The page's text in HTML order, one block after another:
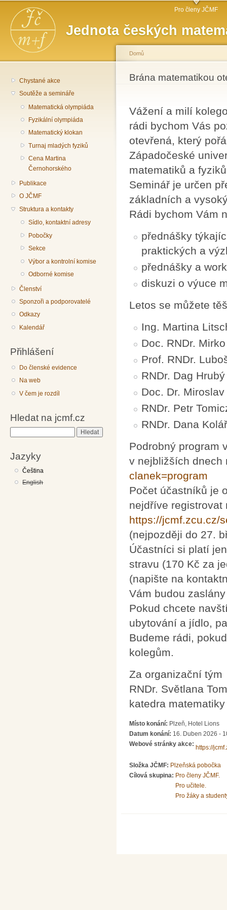
Jednota českých
Hlavní menu Pro členy JČMF
Chystané akce
Soutěže a semináře
Matematická olympiáda
Fyzikální olympiáda
Matematický klokan
Turnaj mladých fyziků
Cena Martina
Černohorského
Publikace
O JČMF
Struktura a kontakty
Sídlo, kontaktní adresy
Pobočky
Sekce
Výbor a kontrolní komise
Odborné komise
Členství
Sponzoři a podporovatelé
Odkazy
Kalendář
Přihlášení
Do členské evidence
Na web
V čem je rozdíl
Hledat na jcmf.cz
Jazyky
Čeština
English
Jste zde
Domů
Brána matematikou
Vážení a milí
rádi bychom Vás
otevřená, který
Západočeské
matematiků a
Seminář je určen
základních a
Rádi bychom Vám
přednášky
praktických a
přednášky a
diskuzi o výuce
Letos se můžete
Ing. Martina
Doc. RNDr.
Prof. RNDr.
RNDr. Dag Hrubý
Doc. Dr.
RNDr. Petr
RNDr. Dana
Podrobný program
v nejbližších
clanek=program
Počet účastníků je
nejdříve registrovat
https://jcmf.zcu.cz/
(nejpozději do 27.
Účastníci si platí
stravu (170 Kč za
(napište na
Vám budou
Pokud chcete
ubytování a jídlo,
Budeme rádi,
kolegům.
Za organizační tým
RNDr. Světlana
katedra matematiky
Místo konání: Plzeň, Hotel Lions
Datum konání: 16. Duben 2026 -
Webové stránky akce:
https://
Složka JČMF: Plzeňská pobočka
Cílová skupina: Pro členy JČMF.
Pro učitele.
Pro žáky a